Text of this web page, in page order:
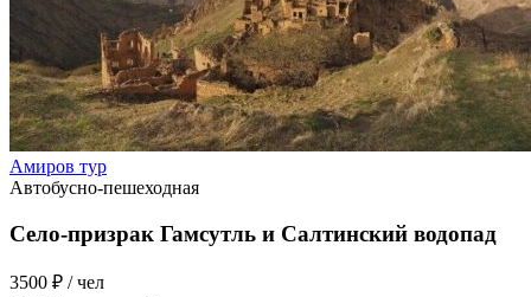
Амиров тур
Автобусно-пешеходная
Село-призрак Гамсутль и Салтинский водопад
3500 ₽ / чел